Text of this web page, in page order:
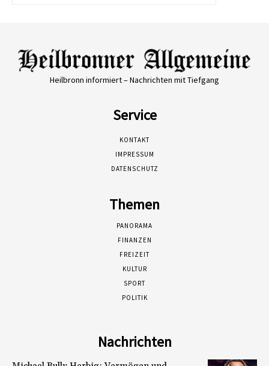
Heilbronn informiert – Nachrichten mit Tiefgang
Service
KONTAKT
IMPRESSUM
DATENSCHUTZ
Themen
PANORAMA
FINANZEN
FREIZEIT
KULTUR
SPORT
POLITIK
Nachrichten